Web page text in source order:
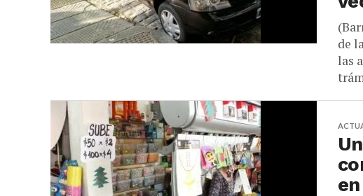
de
las